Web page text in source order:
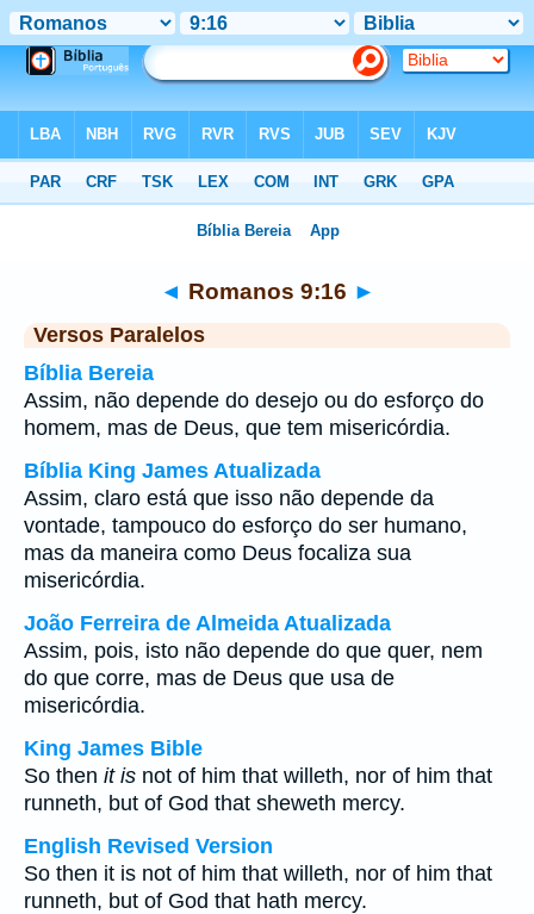
◄ Romanos 9:16 ►
Versos Paralelos
Bíblia Bereia
Assim, não depende do desejo ou do esforço do
homem, mas de Deus, que tem misericórdia.
Bíblia King James Atualizada
Assim, claro está que isso não depende da
vontade, tampouco do esforço do ser humano,
mas da maneira como Deus focaliza sua
misericórdia.
João Ferreira de Almeida Atualizada
Assim, pois, isto não depende do que quer, nem
do que corre, mas de Deus que usa de
misericórdia.
King James Bible
So then it is not of him that willeth, nor of him that
runneth, but of God that sheweth mercy.
English Revised Version
So then it is not of him that willeth, nor of him that
runneth, but of God that hath mercy.